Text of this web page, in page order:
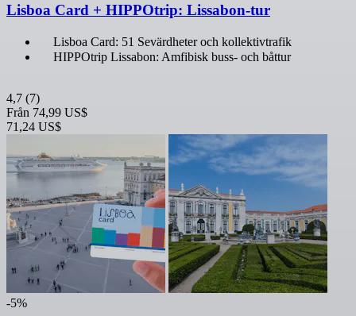
Lisboa Card + HIPPOtrip: Lissabon-tur
Lisboa Card: 51 Sevärdheter och kollektivtrafik
HIPPOtrip Lissabon: Amfibisk buss- och båttur
4,7 (7)
Från 74,99 US$
71,24 US$
-5%